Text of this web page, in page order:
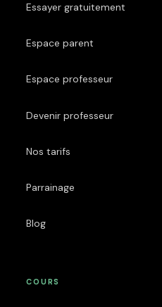
Essayer gratuitement
Espace parent
Espace professeur
Devenir professeur
Nos tarifs
Parrainage
Blog
COURS